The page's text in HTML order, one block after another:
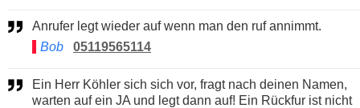
Anrufer legt wieder auf wenn man den ruf annimmt.
Bob
05119565114
Ein Herr Köhler sich sich vor, fragt nach deinen Namen,
warten auf ein JA und legt dann auf! Ein Rückfur ist nicht